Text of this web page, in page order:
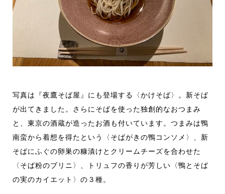
写真は『夜鷹そば屋』にも登場する〈かけそば〉。新そば
が出てきました。さらにそばを使った独創的なおつまみ
と、東京の酒蔵が造ったお酒も付いています。つまみは鴨
南蛮から着想を得たという〈そばがきの鴨コンソメ〉、新
そばにふぐの卵巣の糠漬けとクリームチーズを合わせた
〈そば粉のブリニ〉、トリュフの香りが芳しい〈鴨とそば
の実のカイエット〉の３種。